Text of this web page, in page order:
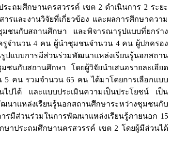
ถมศึกษานครสวรรค์ เขต 2 ดำเนินการ 2 ระยะ
และงานวิจัยที่เกี่ยวข้อง และผลการศึกษาความ
มชนกับสถานศึกษา และพิจารณารูปแบบที่ยกร่าง
รูจำนวน 4 คน ผู้นำชุมชนจำนวน 4 คน ผู้ปกครอง
รูปแบบการมีส่วนร่วมพัฒนาแหล่งเรียนรู้นอกสถาน
นกับสถานศึกษา โดยผู้วิจัยนำเสนอรายละเอียด
คน รวมจำนวน 65 คน ได้มาโดยการเลือกแบบ
ปได้ และแบบประเมินความเป็นประโยชน์ เป็น
นาแหล่งเรียนรู้นอกสถานศึกษาระหว่างชุมชนกับ
มีส่วนร่วมในการพัฒนาแหล่งเรียนรู้ภายนอก 15
าประถมศึกษานครสวรรค์ เขต 2 โดยผู้มีส่วนได้